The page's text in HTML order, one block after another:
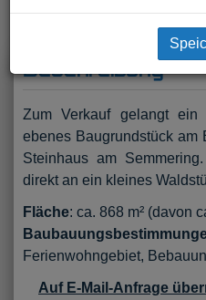
Beschreibung
Zum Verkauf gelangt
ebenes Baugrundstück am
Steinhaus am
direkt an ein kleines
Fläche: ca. 868 m² (davon
Ferienwohngebiet,
Auf E-Mail-Anfrage